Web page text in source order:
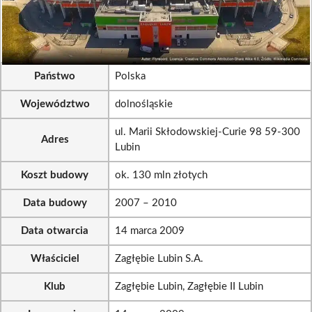
Państwo Polska
Województwo dolnośląskie
Adres
ul. Marii Skłodowskiej-Curie 98 59-300
Lubin
Koszt budowy ok. 130 mln złotych
Data budowy 2007 – 2010
Data otwarcia 14 marca 2009
Właściciel Zagłębie Lubin S.A.
Klub Zagłębie Lubin, Zagłębie II Lubin